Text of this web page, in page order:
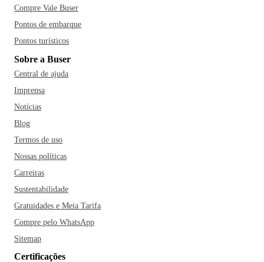
Compre Vale Buser
Pontos de embarque
Pontos turísticos
Sobre a Buser
Central de ajuda
Imprensa
Notícias
Blog
Termos de uso
Nossas políticas
Carreiras
Sustentabilidade
Gratuidades e Meia Tarifa
Compre pelo WhatsApp
Sitemap
Certificações